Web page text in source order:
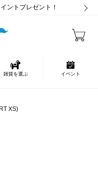
ントプレゼント！
雑貨を選ぶ イベント
XS)